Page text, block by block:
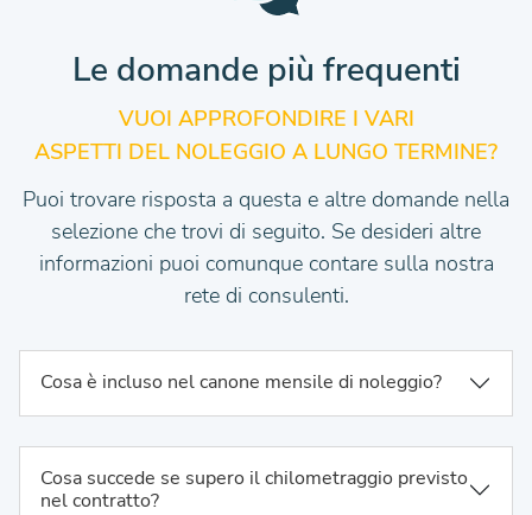
Le domande più frequenti
VUOI APPROFONDIRE I VARI
ASPETTI DEL NOLEGGIO A LUNGO TERMINE?
Puoi trovare risposta a questa e altre domande nella
selezione che trovi di seguito. Se desideri altre
informazioni puoi comunque contare sulla nostra
rete di consulenti.
Cosa è incluso nel canone mensile di noleggio?
Cosa succede se supero il chilometraggio previsto
nel contratto?